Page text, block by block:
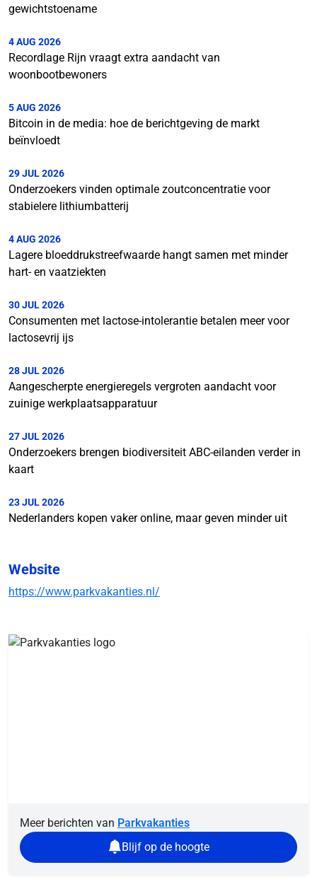
gewichtstoename
4 AUG 2026
Recordlage Rijn vraagt extra aandacht van
woonbootbewoners
5 AUG 2026
Bitcoin in de media: hoe de berichtgeving de markt
beïnvloedt
29 JUL 2026
Onderzoekers vinden optimale zoutconcentratie voor
stabielere lithiumbatterij
4 AUG 2026
Lagere bloeddrukstreefwaarde hangt samen met minder
hart- en vaatziekten
30 JUL 2026
Consumenten met lactose-intolerantie betalen meer voor
lactosevrij ijs
28 JUL 2026
Aangescherpte energieregels vergroten aandacht voor
zuinige werkplaatsapparatuur
27 JUL 2026
Onderzoekers brengen biodiversiteit ABC-eilanden verder in
kaart
23 JUL 2026
Nederlanders kopen vaker online, maar geven minder uit
Website
https://www.parkvakanties.nl/
Meer berichten van Parkvakanties
Blijf op de hoogte